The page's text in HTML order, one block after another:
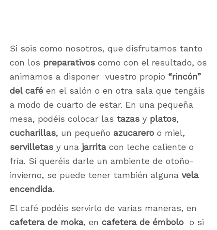
Si sois como nosotros, que disfrutamos tanto
con los preparativos como con el resultado, os
animamos a disponer vuestro propio “rincón”
del café en el salón o en otra sala que tengáis
a modo de cuarto de estar. En una pequeña
mesa, podéis colocar las tazas y platos,
cucharillas, un pequeño azucarero o miel,
servilletas y una jarritacon leche caliente o
fría. Si queréis darle un ambiente de otoño-
invierno, se puede tener también alguna vela
encendida.
El café podéis servirlo de varias maneras, en
cafetera de moka, en cafetera de émbolo o si